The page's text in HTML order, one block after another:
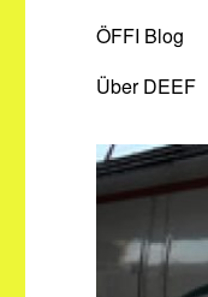
ÖFFI Blog
Über DEEF